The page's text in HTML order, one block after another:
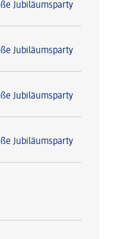
Jubiläumsparty
Jubiläumsparty
Jubiläumsparty
Jubiläumsparty